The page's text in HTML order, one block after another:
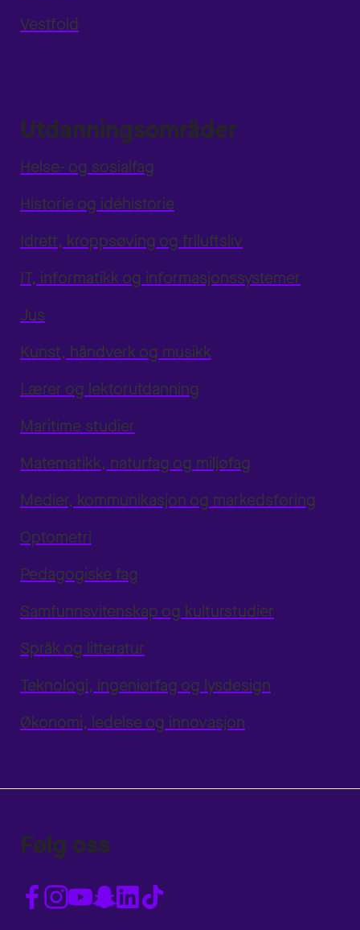
Vestfold
Utdanningsområder
Helse- og sosialfag
Historie og idéhistorie
Idrett, kroppsøving og friluftsliv
IT, informatikk og informasjonssystemer
Jus
Kunst, håndverk og musikk
Lærer og lektorutdanning
Maritime studier
Matematikk, naturfag og miljøfag
Medier, kommunikasjon og markedsføring
Optometri
Pedagogiske fag
Samfunnsvitenskap og kulturstudier
Språk og litteratur
Teknologi, ingeniørfag og lysdesign
Økonomi, ledelse og innovasjon
Følg oss